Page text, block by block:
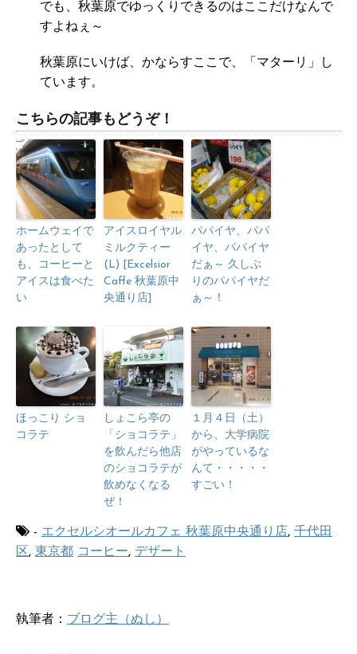
でも、秋葉原でゆっくりできるのはここだけなんで
すよねぇ～
秋葉原にいけば、かならすここで、「マターリ」し
ています。
こちらの記事もどうぞ！
ホームウェイで
あったとして
も、コーヒーと
アイスは食べた
い
アイスロイヤル
ミルクティー
(L) [Excelsior
Caffe 秋葉原中
央通り店]
パパイヤ、パパ
イヤ、パパイヤ
だぁ～ 久しぶ
りのパパイヤだ
ぁ～！
ほっこり ショ
コラテ
しょこら亭の
「ショコラテ」
を飲んだら他店
のショコラテが
飲めなくなる
ぜ！
１月４日（土）
から、大学病院
がやっているな
んて・・・・・
すごい！
- エクセルシオールカフェ 秋葉原中央通り店, 千代田
区, 東京都 コーヒー, デザート
執筆者： ブログ主（ぬし）